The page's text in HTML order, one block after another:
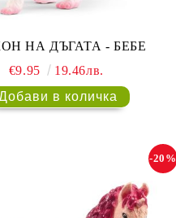
НА ДЪГАТА - БЕБЕ
€9.95
19.46лв.
-20%